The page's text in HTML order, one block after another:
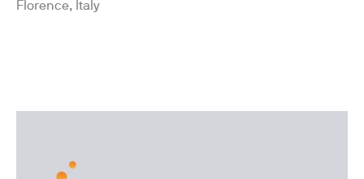
Florence, Italy